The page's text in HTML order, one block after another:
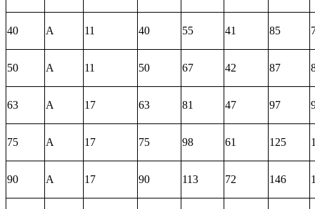
40 А 11 40 55 41 85
50 А 11 50 67 42 87
63 А 17 63 81 47 97
75 А 17 75 98 61 125
90 А 17 90 113 72 146